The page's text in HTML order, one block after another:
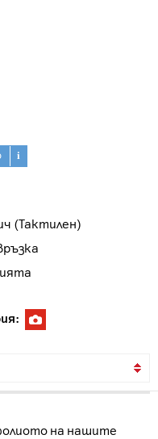
i
(Тактилен)
на нашите